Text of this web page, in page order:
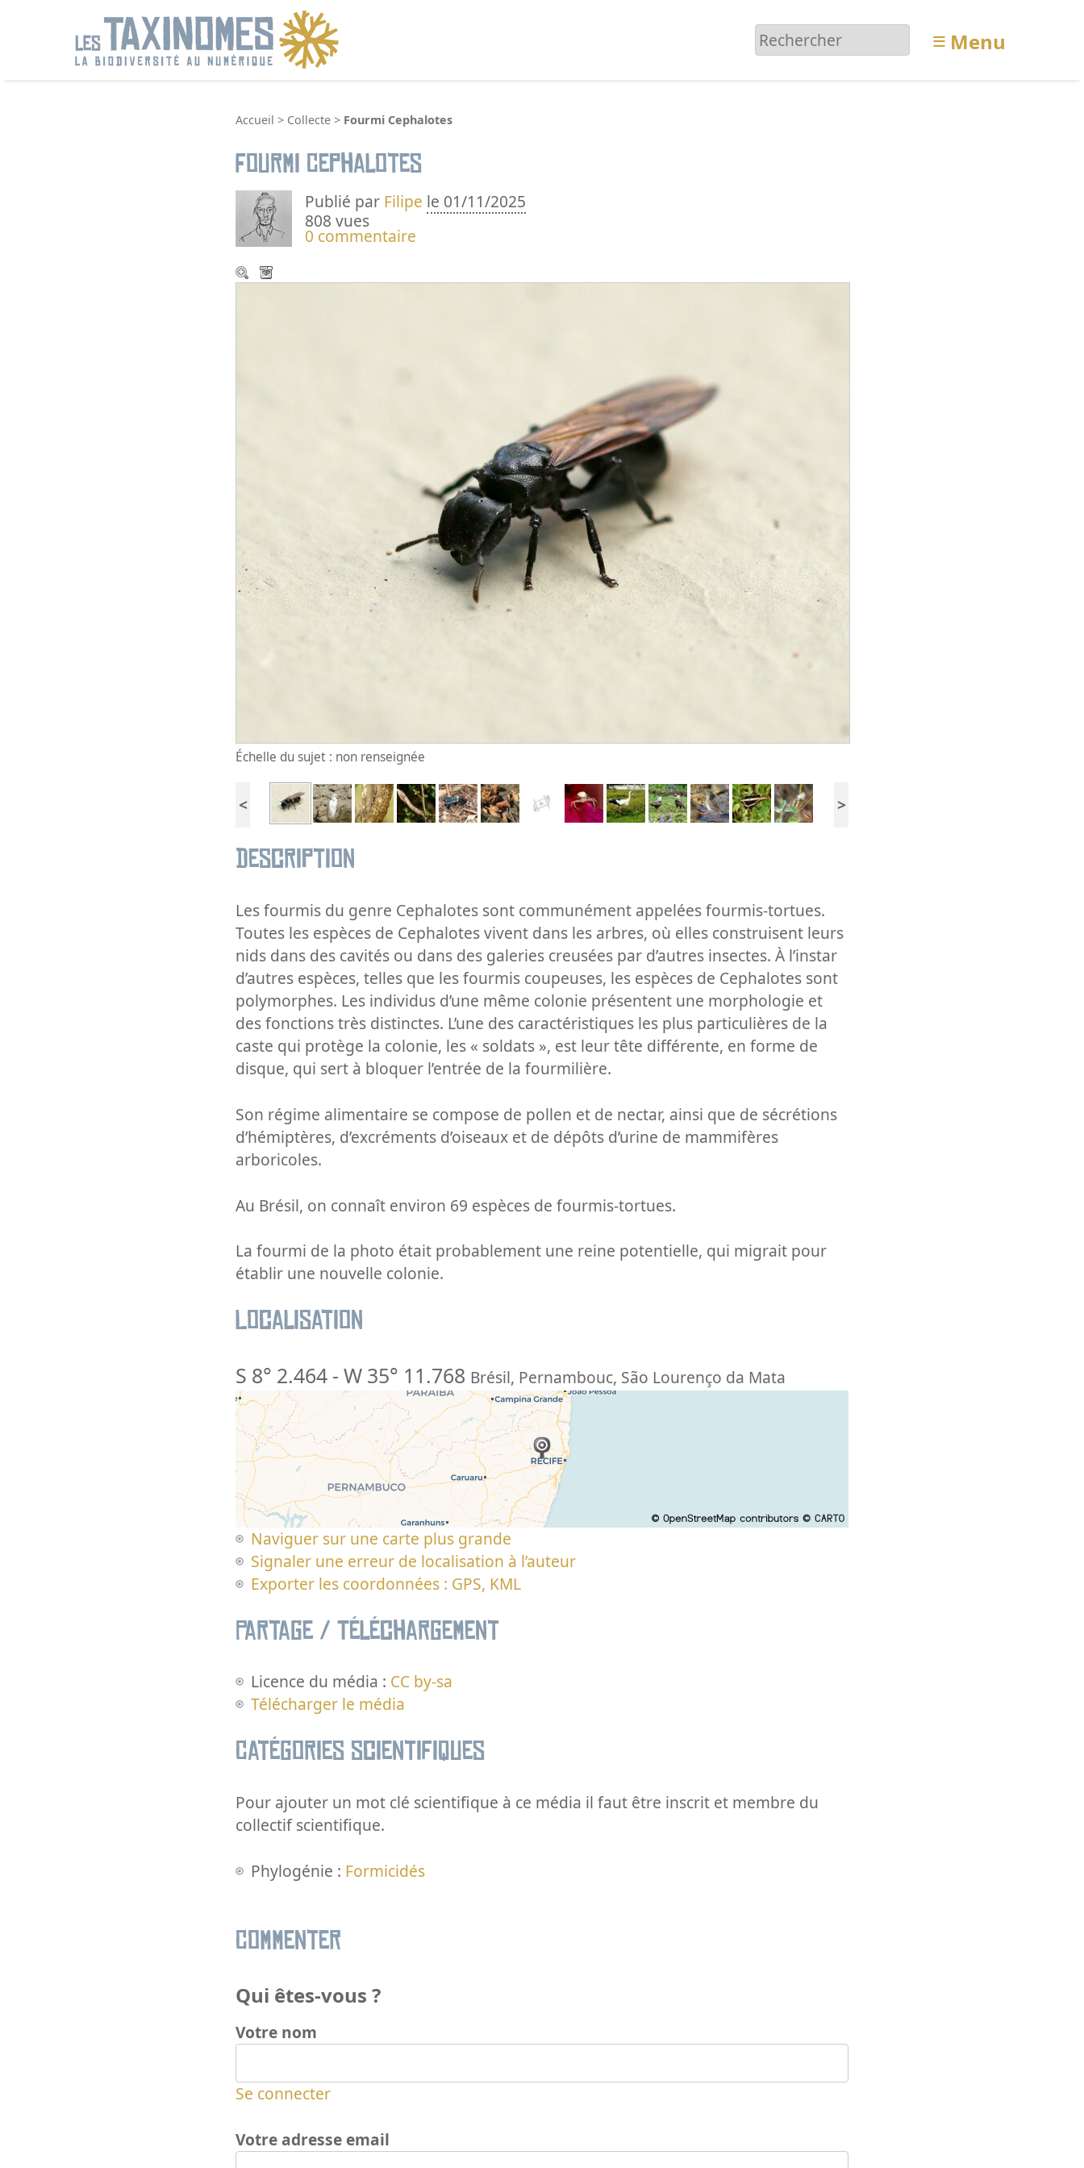
≡ Menu
Accueil > Collecte > Fourmi Cephalotes
Fourmi Cephalotes
Publié par Filipe le 01/11/2025
808 vues
0 commentaire
Échelle du sujet : non renseignée
< >
Description
Les fourmis du genre Cephalotes sont communément appelées fourmis-tortues.
Toutes les espèces de Cephalotes vivent dans les arbres, où elles construisent leurs
nids dans des cavités ou dans des galeries creusées par d’autres insectes. À l’instar
d’autres espèces, telles que les fourmis coupeuses, les espèces de Cephalotes sont
polymorphes. Les individus d’une même colonie présentent une morphologie et
des fonctions très distinctes. L’une des caractéristiques les plus particulières de la
caste qui protège la colonie, les « soldats », est leur tête différente, en forme de
disque, qui sert à bloquer l’entrée de la fourmilière.
Son régime alimentaire se compose de pollen et de nectar, ainsi que de sécrétions
d’hémiptères, d’excréments d’oiseaux et de dépôts d’urine de mammifères
arboricoles.
Au Brésil, on connaît environ 69 espèces de fourmis-tortues.
La fourmi de la photo était probablement une reine potentielle, qui migrait pour
établir une nouvelle colonie.
Localisation
S 8° 2.464 - W 35° 11.768 Brésil, Pernambouc, São Lourenço da Mata
Naviguer sur une carte plus grande
Signaler une erreur de localisation à l’auteur
Exporter les coordonnées : GPS, KML
Partage / Téléchargement
Licence du média : CC by-sa
Télécharger le média
Catégories scientifiques
Pour ajouter un mot clé scientifique à ce média il faut être inscrit et membre du
collectif scientifique.
Phylogénie : Formicidés
Commenter
Qui êtes-vous ?
Votre nom
Se connecter
Votre adresse email